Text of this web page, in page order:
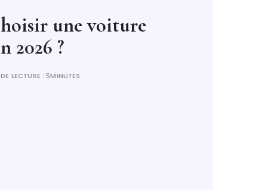
une voiture
2026 ?
LECTURE :5MINUTES